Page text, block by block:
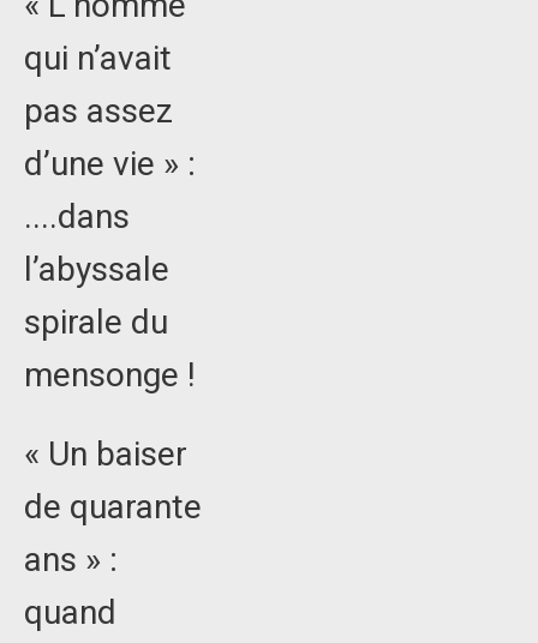
qui n’avait
pas assez
d’une vie » :
....dans
l’abyssale
spirale du
mensonge !
« Un baiser
de quarante
ans » :
quand